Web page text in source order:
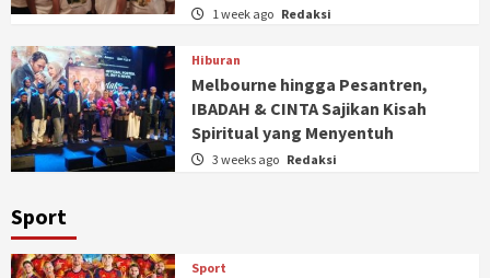
1 week ago Redaksi
Hiburan
Melbourne hingga Pesantren,
IBADAH & CINTA Sajikan Kisah
Spiritual yang Menyentuh
3 weeks ago Redaksi
Sport
Sport